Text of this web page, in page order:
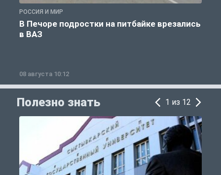
РОССИЯ И МИР
В Печоре подростки на питбайке врезались
в ВАЗ
08 августа 10:12
Полезно знать 1 из 12